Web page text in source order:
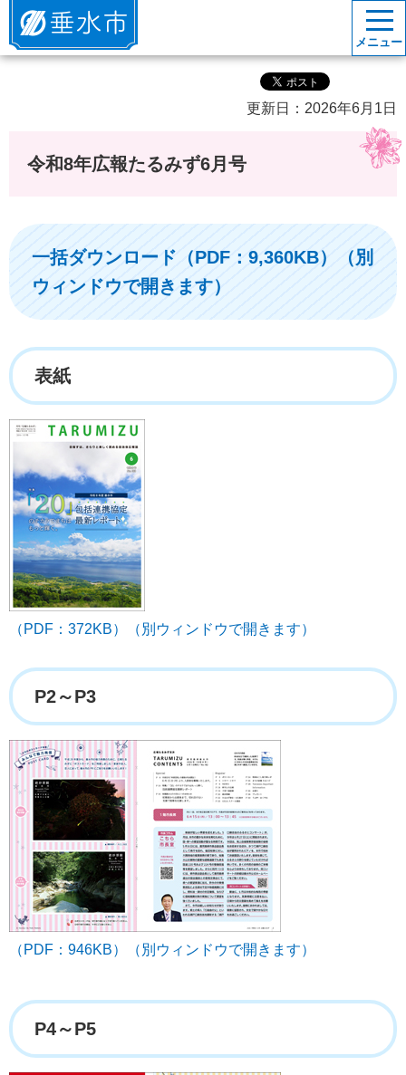
垂水市
メニュー
更新日：2026年6月1日
令和8年広報たるみず6月号
一括ダウンロード（PDF：9,360KB）（別
ウィンドウで開きます）
表紙
（PDF：372KB）（別ウィンドウで開きます）
P2～P3
（PDF：946KB）（別ウィンドウで開きます）
P4～P5